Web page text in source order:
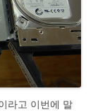
라고 이번에 말